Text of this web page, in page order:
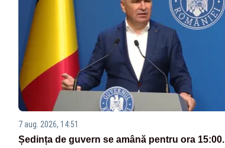
7 aug. 2026, 14:51
Ședința de guvern se amână pentru ora 15:00.